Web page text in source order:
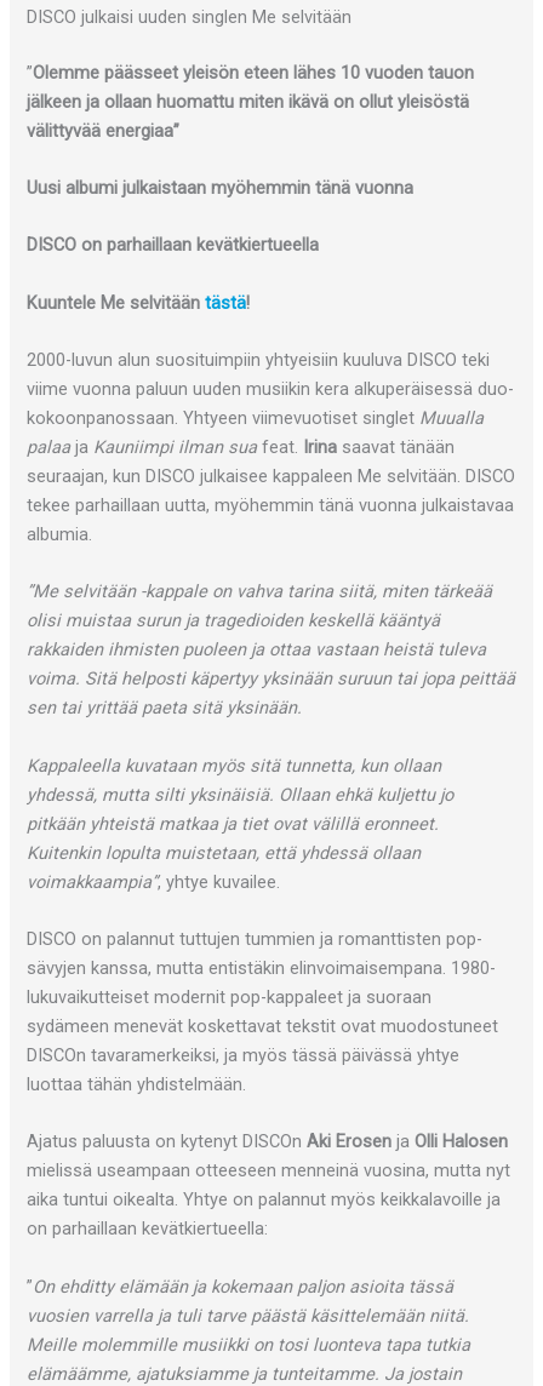
DISCO julkaisi uuden singlen Me selvitään
”Olemme päässeet yleisön eteen lähes 10 vuoden tauon
jälkeen ja ollaan huomattu miten ikävä on ollut yleisöstä
välittyvää energiaa”
Uusi albumi julkaistaan myöhemmin tänä vuonna
DISCO on parhaillaan kevätkiertueella
Kuuntele Me selvitääntästä!
2000-luvun alun suosituimpiin yhtyeisiin kuuluva DISCO teki
viime vuonna paluun uuden musiikin kera alkuperäisessä duo-
kokoonpanossaan. Yhtyeen viimevuotiset singlet Muualla
palaa ja Kauniimpi ilman sua feat. Irina saavat tänään
seuraajan, kun DISCO julkaisee kappaleen Me selvitään. DISCO
tekee parhaillaan uutta, myöhemmin tänä vuonna julkaistavaa
albumia.
”Me selvitään -kappale on vahva tarina siitä, miten tärkeää
olisi muistaa surun ja tragedioiden keskellä kääntyä
rakkaiden ihmisten puoleen ja ottaa vastaan heistä tuleva
voima. Sitä helposti käpertyy yksinään suruun tai jopa peittää
sen tai yrittää paeta sitä yksinään.
Kappaleella kuvataan myös sitä tunnetta, kun ollaan
yhdessä, mutta silti yksinäisiä. Ollaan ehkä kuljettu jo
pitkään yhteistä matkaa ja tiet ovat välillä eronneet.
Kuitenkin lopulta muistetaan, että yhdessä ollaan
voimakkaampia”, yhtye kuvailee.
DISCO on palannut tuttujen tummien ja romanttisten pop-
sävyjen kanssa, mutta entistäkin elinvoimaisempana. 1980-
lukuvaikutteiset modernit pop-kappaleet ja suoraan
sydämeen menevät koskettavat tekstit ovat muodostuneet
DISCOn tavaramerkeiksi, ja myös tässä päivässä yhtye
luottaa tähän yhdistelmään.
Ajatus paluusta on kytenyt DISCOn Aki Erosen jaOlli Halosen
mielissä useampaan otteeseen menneinä vuosina, mutta nyt
aika tuntui oikealta. Yhtye on palannut myös keikkalavoille ja
on parhaillaan kevätkiertueella:
”On ehditty elämään ja kokemaan paljon asioita tässä
vuosien varrella ja tuli tarve päästä käsittelemään niitä.
Meille molemmille musiikki on tosi luonteva tapa tutkia
elämäämme, ajatuksiamme ja tunteitamme. Ja jostain